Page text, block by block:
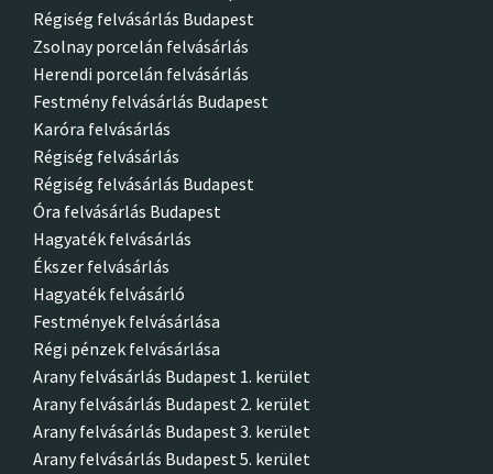
Régiség felvásárlás Budapest
Zsolnay porcelán felvásárlás
Herendi porcelán felvásárlás
Festmény felvásárlás Budapest
Karóra felvásárlás
Régiség felvásárlás
Régiség felvásárlás Budapest
Óra felvásárlás Budapest
Hagyaték felvásárlás
Ékszer felvásárlás
Hagyaték felvásárló
Festmények felvásárlása
Régi pénzek felvásárlása
Arany felvásárlás Budapest 1. kerület
Arany felvásárlás Budapest 2. kerület
Arany felvásárlás Budapest 3. kerület
Arany felvásárlás Budapest 5. kerület